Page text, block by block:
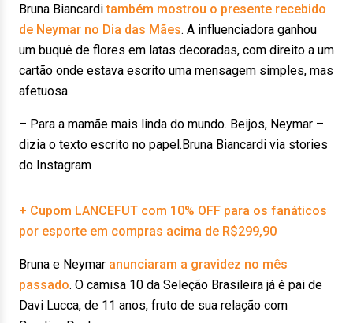
Bruna Biancarditambém mostrou o presente recebido
de Neymar no Dia das Mães. A influenciadora ganhou
um buquê de flores em latas decoradas, com direito a um
cartão onde estava escrito uma mensagem simples, mas
afetuosa.
– Para a mamãe mais linda do mundo. Beijos, Neymar –
dizia o texto escrito no papel.Bruna Biancardi via stories
do Instagram
+ Cupom LANCEFUT com 10% OFF para os fanáticos
por esporte em compras acima de R$299,90
Bruna e Neymar anunciaram a gravidez no mês
passado. O camisa 10 da Seleção Brasileira já é pai de
Davi Lucca, de 11 anos, fruto de sua relação com